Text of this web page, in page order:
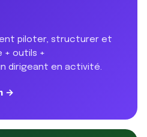
piloter, structurer et
+ outils +
dirigeant en activité.
→